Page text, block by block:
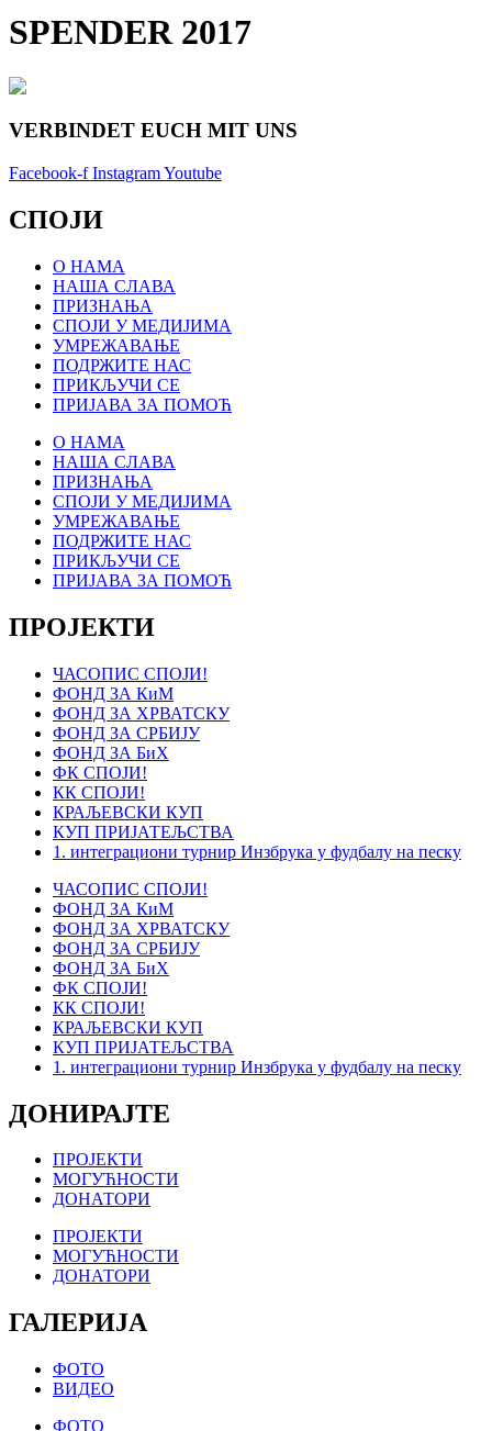
SPENDER 2017
VERBINDET EUCH MIT UNS
Facebook-f InstagramYoutube
СПОЈИ
О НАМА
НАША СЛАВА
ПРИЗНАЊА
СПОЈИ У МЕДИЈИМА
УМРЕЖАВАЊЕ
ПОДРЖИТЕ НАС
ПРИКЉУЧИ СЕ
ПРИЈАВА ЗА ПОМОЋ
О НАМА
НАША СЛАВА
ПРИЗНАЊА
СПОЈИ У МЕДИЈИМА
УМРЕЖАВАЊЕ
ПОДРЖИТЕ НАС
ПРИКЉУЧИ СЕ
ПРИЈАВА ЗА ПОМОЋ
ПРОЈЕКТИ
ЧАСОПИС СПОЈИ!
ФОНД ЗА КиМ
ФОНД ЗА ХРВАТСКУ
ФОНД ЗА СРБИЈУ
ФОНД ЗА БиХ
ФК СПОЈИ!
КК СПОЈИ!
КРАЉЕВСКИ КУП
КУП ПРИЈАТЕЉСТВА
1. интеграциони турнир Инзбрука у фудбалу на песку
ЧАСОПИС СПОЈИ!
ФОНД ЗА КиМ
ФОНД ЗА ХРВАТСКУ
ФОНД ЗА СРБИЈУ
ФОНД ЗА БиХ
ФК СПОЈИ!
КК СПОЈИ!
КРАЉЕВСКИ КУП
КУП ПРИЈАТЕЉСТВА
1. интеграциони турнир Инзбрука у фудбалу на песку
ДОНИРАЈТЕ
ПРОЈЕКТИ
МОГУЋНОСТИ
ДОНАТОРИ
ПРОЈЕКТИ
МОГУЋНОСТИ
ДОНАТОРИ
ГАЛЕРИЈА
ФОТО
ВИДЕО
ФОТО